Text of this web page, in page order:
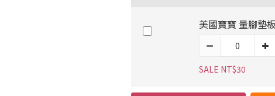
美國寶寶 量腳墊
SALE NT$30